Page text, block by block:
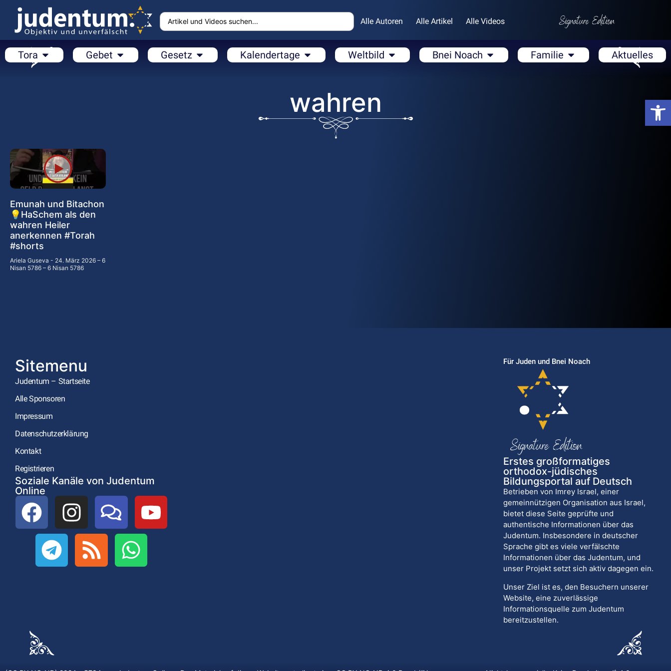
Alle Autoren Alle Artikel Alle Videos
Tora Gebet Gesetz Kalendertage Weltbild Bnei Noach Familie Aktuelles
wahren
Emunah und Bitachon
💡HaSchem als den
wahren Heiler
anerkennen #Torah
#shorts
Ariela Guseva
24. März 2026 – 6
Nisan 5786 – 6 Nisan 5786
Sitemenu
Judentum – Startseite
Alle Sponsoren
Impressum
Datenschutzerklärung
Kontakt
Registrieren
Soziale Kanäle von Judentum
Online
Für Juden und Bnei Noach
Erstes großformatiges
orthodox-jüdisches
Bildungsportal auf Deutsch
Betrieben von Imrey Israel, einer
gemeinnützigen Organisation aus Israel,
bietet diese Seite geprüfte und
authentische Informationen über das
Judentum. Insbesondere in deutscher
Sprache gibt es viele verfälschte
Informationen über das Judentum, und
unser Projekt setzt sich aktiv dagegen ein.
Unser Ziel ist es, den Besuchern unserer
Website, eine zuverlässige
Informationsquelle zum Judentum
bereitzustellen.